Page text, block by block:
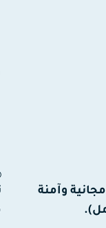
أفضل تطبيقات VPN مجانية وآمنة